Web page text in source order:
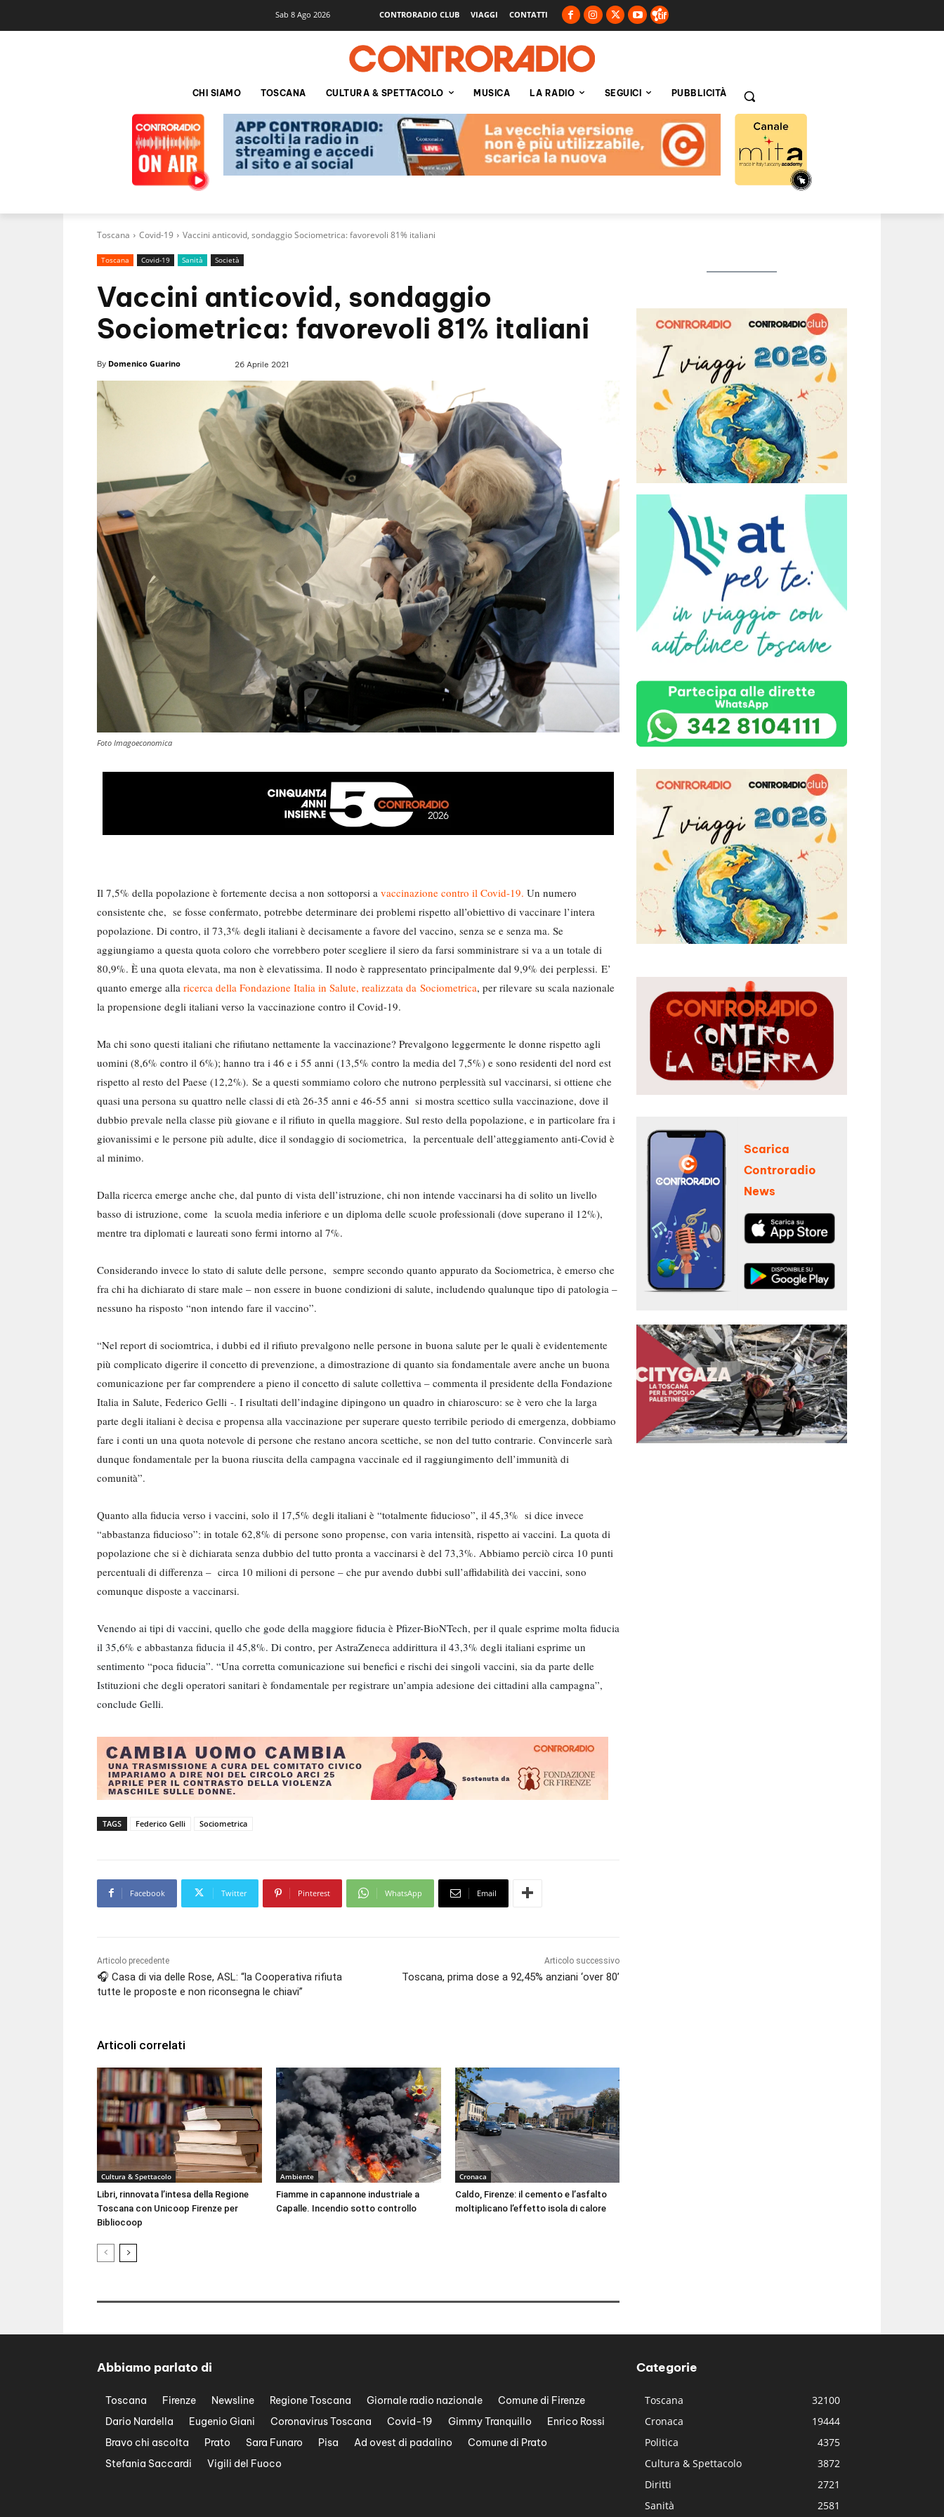
Sab 8 Ago 2026 CONTRORADIO CLUB VIAGGI CONTATTI
CHI SIAMO TOSCANA CULTURA & SPETTACOLO MUSICA LA RADIO SEGUICI PUBBLICITÀ
Toscana Covid-19 Vaccini anticovid, sondaggio Sociometrica: favorevoli 81% italiani
Toscana Covid-19 Sanità Società
Vaccini anticovid, sondaggio
Sociometrica: favorevoli 81% italiani
By Domenico Guarino 26 Aprile 2021
Foto Imagoeconomica
Il 7,5% della popolazione è fortemente decisa a non sottoporsi a vaccinazione contro il Covid-19. Un numero
consistente che, se fosse confermato, potrebbe determinare dei problemi rispetto all’obiettivo di vaccinare l’intera
popolazione. Di contro, il 73,3% degli italiani è decisamente a favore del vaccino, senza se e senza ma. Se
aggiungiamo a questa quota coloro che vorrebbero poter scegliere il siero da farsi somministrare si va a un totale di
80,9%. È una quota elevata, ma non è elevatissima. Il nodo è rappresentato principalmente dal 9,9% dei perplessi. E’
quanto emerge alla ricerca della Fondazione Italia in Salute, realizzata da Sociometrica, per rilevare su scala nazionale
la propensione degli italiani verso la vaccinazione contro il Covid-19.
Ma chi sono questi italiani che rifiutano nettamente la vaccinazione? Prevalgono leggermente le donne rispetto agli
uomini (8,6% contro il 6%); hanno tra i 46 e i 55 anni (13,5% contro la media del 7,5%) e sono residenti del nord est
rispetto al resto del Paese (12,2%). Se a questi sommiamo coloro che nutrono perplessità sul vaccinarsi, si ottiene che
quasi una persona su quattro nelle classi di età 26-35 anni e 46-55 anni si mostra scettico sulla vaccinazione, dove il
dubbio prevale nella classe più giovane e il rifiuto in quella maggiore. Sul resto della popolazione, e in particolare fra i
giovanissimi e le persone più adulte, dice il sondaggio di sociometrica, la percentuale dell’atteggiamento anti-Covid è
al minimo.
Dalla ricerca emerge anche che, dal punto di vista dell’istruzione, chi non intende vaccinarsi ha di solito un livello
basso di istruzione, come la scuola media inferiore e un diploma delle scuole professionali (dove superano il 12%),
mentre tra diplomati e laureati sono fermi intorno al 7%.
Considerando invece lo stato di salute delle persone, sempre secondo quanto appurato da Sociometrica, è emerso che
fra chi ha dichiarato di stare male – non essere in buone condizioni di salute, includendo qualunque tipo di patologia –
nessuno ha risposto “non intendo fare il vaccino”.
“Nel report di sociomtrica, i dubbi ed il rifiuto prevalgono nelle persone in buona salute per le quali è evidentemente
più complicato digerire il concetto di prevenzione, a dimostrazione di quanto sia fondamentale avere anche un buona
comunicazione per far comprendere a pieno il concetto di salute collettiva – commenta il presidente della Fondazione
Italia in Salute, Federico Gelli -. I risultati dell’indagine dipingono un quadro in chiaroscuro: se è vero che la larga
parte degli italiani è decisa e propensa alla vaccinazione per superare questo terribile periodo di emergenza, dobbiamo
fare i conti un una quota notevole di persone che restano ancora scettiche, se non del tutto contrarie. Convincerle sarà
dunque fondamentale per la buona riuscita della campagna vaccinale ed il raggiungimento dell’immunità di
comunità”.
Quanto alla fiducia verso i vaccini, solo il 17,5% degli italiani è “totalmente fiducioso”, il 45,3% si dice invece
“abbastanza fiducioso”: in totale 62,8% di persone sono propense, con varia intensità, rispetto ai vaccini. La quota di
popolazione che si è dichiarata senza dubbio del tutto pronta a vaccinarsi è del 73,3%. Abbiamo perciò circa 10 punti
percentuali di differenza – circa 10 milioni di persone – che pur avendo dubbi sull’affidabilità dei vaccini, sono
comunque disposte a vaccinarsi.
Venendo ai tipi di vaccini, quello che gode della maggiore fiducia è Pfizer-BioNTech, per il quale esprime molta fiducia
il 35,6% e abbastanza fiducia il 45,8%. Di contro, per AstraZeneca addirittura il 43,3% degli italiani esprime un
sentimento “poca fiducia”. “Una corretta comunicazione sui benefici e rischi dei singoli vaccini, sia da parte delle
Istituzioni che degli operatori sanitari è fondamentale per registrare un’ampia adesione dei cittadini alla campagna”,
conclude Gelli.
TAGS Federico Gelli Sociometrica
Facebook Twitter Pinterest WhatsApp Email
Articolo precedente
🎧 Casa di via delle Rose, ASL: “la Cooperativa rifiuta
tutte le proposte e non riconsegna le chiavi”
Articolo successivo
Toscana, prima dose a 92,45% anziani ‘over 80’
Articoli correlati
Cultura & Spettacolo
Libri, rinnovata l’intesa della Regione
Toscana con Unicoop Firenze per
Bibliocoop
Ambiente
Fiamme in capannone industriale a
Capalle. Incendio sotto controllo
Cronaca
Caldo, Firenze: il cemento e l’asfalto
moltiplicano l’effetto isola di calore
Scarica
Controradio
News
Abbiamo parlato di
Toscana Firenze Newsline Regione Toscana Giornale radio nazionale
Comune di Firenze
Dario Nardella
Eugenio Giani Coronavirus Toscana Covid-19 Gimmy Tranquillo
Enrico Rossi
Bravo chi ascolta
Prato Sara Funaro Pisa Ad ovest di padalino
Comune di Prato
Stefania Saccardi
Vigili del Fuoco
Categorie
Toscana
32100
Cronaca
19444
Politica
4375
Cultura & Spettacolo
3872
Diritti
2721
Sanità
2581